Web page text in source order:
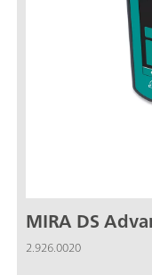
MIRA DS
2.926.0020